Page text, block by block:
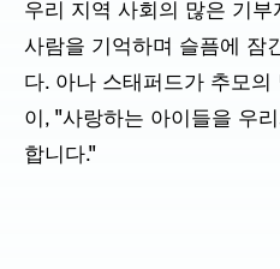
우리 지역 사회의 많은 기
사람을 기억하며 슬픔에 잠
다. 아나 스태퍼드가 추모
이, "사랑하는 아이들을 우
합니다."